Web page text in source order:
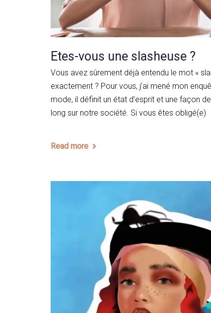
Etes-vous une slasheuse ?
Vous avez sûrement déjà entendu le mot «
exactement ? Pour vous, j’ai mené mon
mode, il définit un état d’esprit et une façon
long sur notre société. Si vous êtes obligé(e)
Read more